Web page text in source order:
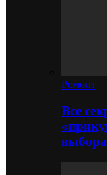
Ремонт
Все
выбора